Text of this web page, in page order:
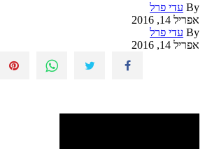
By עדי פרל
אפריל 14, 2016
By עדי פרל
אפריל 14, 2016